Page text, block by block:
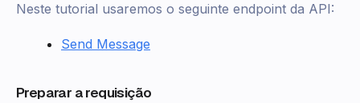
Neste tutorial usaremos o seguinte endpoint da API:
Send Message
Preparar a requisição